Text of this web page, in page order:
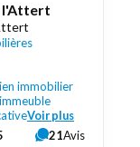
l'Attert
immobilier
Voir plus
21Avis